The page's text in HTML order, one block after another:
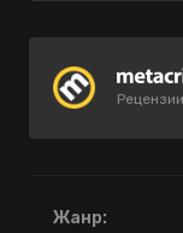
Жанр: